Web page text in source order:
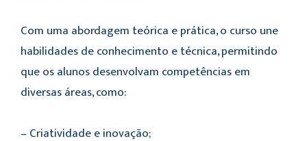
Com uma abordagem teórica e prática, o curso une
habilidades de conhecimento e técnica, permitindo
que os alunos desenvolvam competências em
diversas áreas, como:
– Criatividade e inovação;